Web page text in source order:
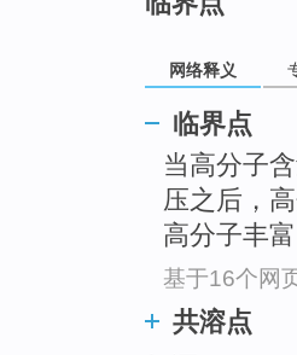
网络释义
临界点
当高分子
压之后，
高分子丰
基于16个网
共溶点